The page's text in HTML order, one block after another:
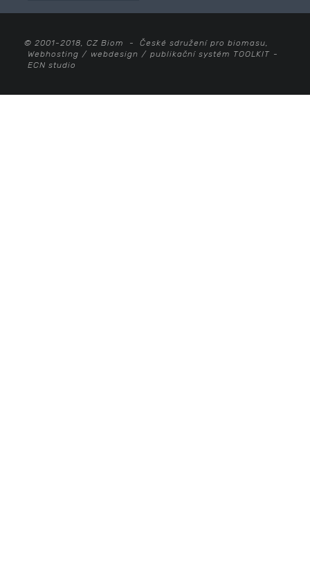
© 2001-2018, CZ Biom - České sdružení pro biomasu,
Webhosting / webdesign / publikační systém TOOLKIT -
ECN studio